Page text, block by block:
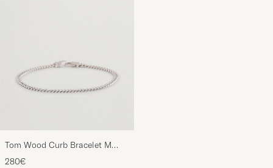
Tom Wood Curb Bracelet M
Silver
280€